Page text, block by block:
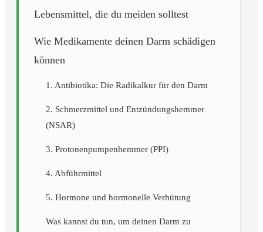
Lebensmittel, die du meiden solltest
Wie Medikamente deinen Darm schädigen
können
1. Antibiotika: Die Radikalkur für den Darm
2. Schmerzmittel und Entzündungshemmer
(NSAR)
3. Protonenpumpenhemmer (PPI)
4. Abführmittel
5. Hormone und hormonelle Verhütung
Was kannst du tun, um deinen Darm zu